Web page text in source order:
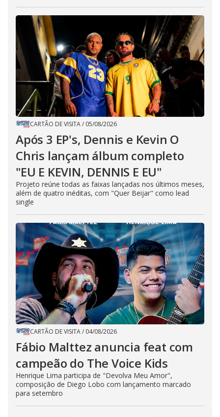
CARTÃO DE VISITA/ 05/08/2026
Após 3 EP's, Dennis e Kevin O
Chris lançam álbum completo
"EU E KEVIN, DENNIS E EU"
Projeto reúne todas as faixas lançadas nos últimos meses,
além de quatro inéditas, com "Quer Beijar" como lead
single
CARTÃO DE VISITA/ 04/08/2026
Fábio Malttez anuncia feat com
campeão do The Voice Kids
Henrique Lima participa de "Devolva Meu Amor",
composição de Diego Lobo com lançamento marcado
para setembro